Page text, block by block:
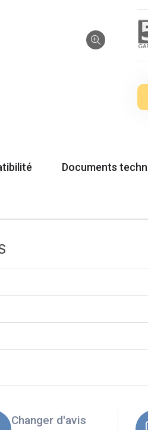
Documents
Changer d'avis